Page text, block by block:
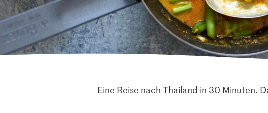
Eine Reise nach Thailand in 30 Minuten.